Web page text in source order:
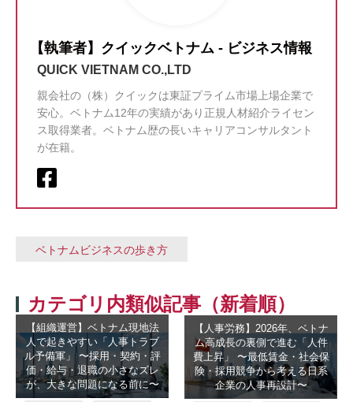
【執筆者】クイックベトナム - ビジネス情報
QUICK VIETNAM CO.,LTD
親会社の（株）クイックは東証プライム市場上場企業で
安心。ベトナム12年の実績があり正規人材紹介ライセン
ス取得業者。ベトナム歴の長いキャリアコンサルタント
が在籍。
ベトナムビジネスの歩き方
カテゴリ内類似記事（新着順）
【組織運営】ベトナム現地法
人で起きやすい「人事トラブ
ル予備軍」 〜採用・契約・評
価・給与・退職の小さなズレ
が、大きな問題になる前に〜
【人事労務】2026年、ベトナ
ム高成長の裏側で進む「人件
費上昇」 〜最低賃金・社会保
険・採用競争から考える日系
企業の人事再設計〜